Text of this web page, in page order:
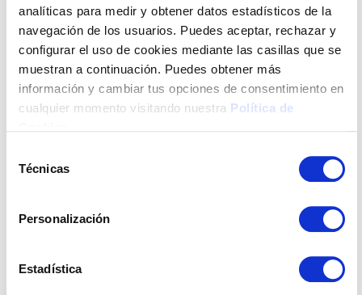
analíticas para medir y obtener datos estadísticos de la
navegación de los usuarios. Puedes aceptar, rechazar y
configurar el uso de cookies mediante las casillas que se
muestran a continuación. Puedes obtener más
información y cambiar tus opciones de consentimiento en
cualquier momento visitando nuestra Política de
Técnicas
Personalización
Estadística
Fases del proceso
reguladoras de la
Apertura de plazo para
presentación de solicitudes